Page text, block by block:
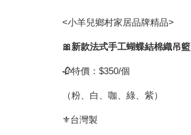
<小羊兒鄉村家居品牌精品>
🎀新款法式手工蝴蝶結棉織吊籃
🥀特價：$350/個
（粉、白、咖、綠、紫）
⚜️台灣製